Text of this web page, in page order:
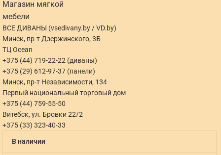
ВСЕ ДИВАНЫ (vsedivany.by / VD.by)
Минск, пр-т Дзержинского, 3Б
ТЦ Ocean
+375 (44) 719-22-22 (диваны)
+375 (29) 612-97-37 (панели)
Минск, пр-т Независимости, 134
Первый национальный торговый дом
+375 (44) 759-55-50
Витебск, ул. Бровки 22/2
+375 (33) 323-40-33
В наличии